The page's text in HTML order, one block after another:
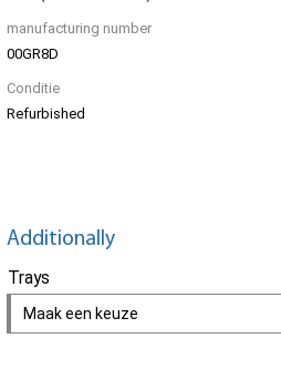
manufacturing number
00GR8D
Conditie
Refurbished
Additionally
Trays
Maak een keuze